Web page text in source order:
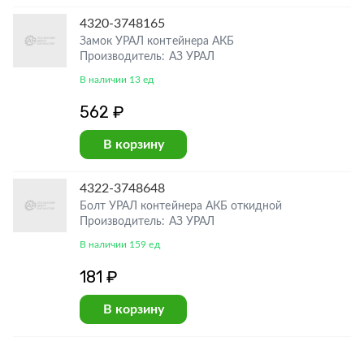
4320-3748165
Замок УРАЛ контейнера АКБ
Производитель: АЗ УРАЛ
В наличии 13 ед
562 ₽
В корзину
4322-3748648
Болт УРАЛ контейнера АКБ откидной
Производитель: АЗ УРАЛ
В наличии 159 ед
181 ₽
В корзину